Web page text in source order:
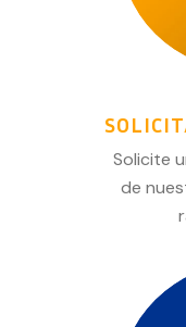
Solicite
de